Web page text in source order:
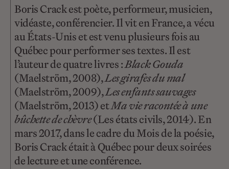
Boris Crack est poète, performeur, musicien,
vidéaste, conférencier. Il vit en France, a vécu
au États-Unis et est venu plusieurs fois au
Québec pour performer ses textes. Il est
l’auteur de quatre livres :Black Gouda
(Maelström, 2008),Les girafes du mal
(Maelström, 2009),Les enfants sauvages
(Maelström, 2013) etMa vie racontée à une
bûchette de chèvre(Les états civils, 2014). En
mars 2017, dans le cadre du Mois de la poésie,
Boris Crack était à Québec pour deux soirées
de lecture et une conférence.